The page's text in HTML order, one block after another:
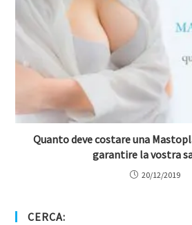
Quanto deve costare una
garantire la vostra
20/12/2019
CERCA: